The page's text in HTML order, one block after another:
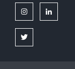
instagramlinkedin
twitter